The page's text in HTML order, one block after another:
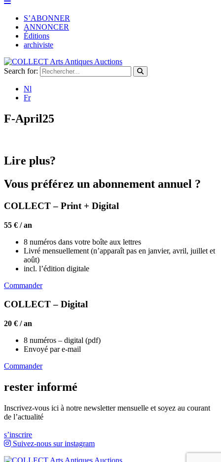
S’ABONNER
ANNONCER
Éditions
archiviste
Search for:
Nl
Fr
F-April25
Lire plus?
Vous préférez un abonnement annuel ?
COLLECT – Print + Digital
55 € / an
8 numéros dans votre boîte aux lettres
Livré mensuellement (n’apparaît pas en janvier, avril, juillet et
août)
incl. l’édition digitale
Commander
COLLECT – Digital
20 € / an
8 numéros – digital (pdf)
Envoyé par e-mail
Commander
rester informé
Inscrivez-vous ici à notre newsletter mensuelle et soyez au courant
de l’actualité
s’inscrire
Suivez-nous sur instagram